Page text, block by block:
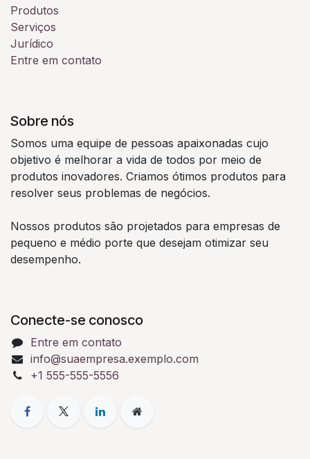
Produtos
Serviços
Jurídico
Entre em contato
Sobre nós
Somos uma equipe de pessoas apaixonadas cujo
objetivo é melhorar a vida de todos por meio de
produtos inovadores. Criamos ótimos produtos para
resolver seus problemas de negócios.
Nossos produtos são projetados para empresas de
pequeno e médio porte que desejam otimizar seu
desempenho.
Conecte-se conosco
Entre em contato
info@suaempresa.exemplo.com
+1 555-555-5556